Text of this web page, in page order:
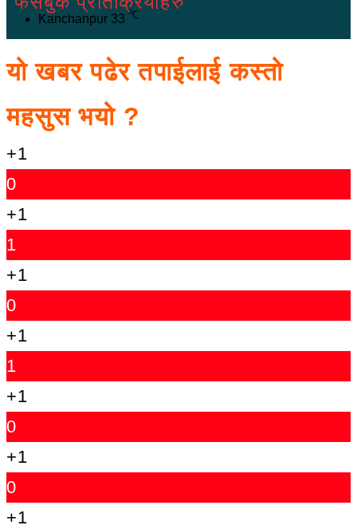
Kanchanpur 33 ℃
यो खबर पढेर तपाईलाई कस्तो
महसुस भयो ?
+1
0
+1
1
+1
0
+1
1
+1
0
+1
0
+1